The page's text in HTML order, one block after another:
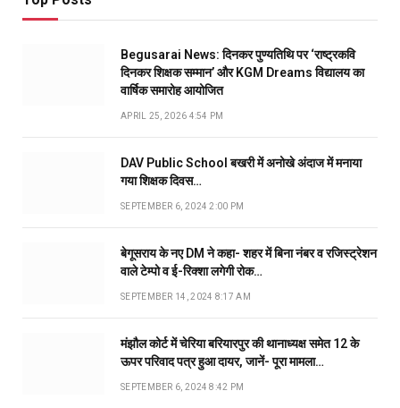
Begusarai News: दिनकर पुण्यतिथि पर ‘राष्ट्रकवि
दिनकर शिक्षक सम्मान’ और KGM Dreams विद्यालय का
वार्षिक समारोह आयोजित
APRIL 25, 2026 4:54 PM
DAV Public School बखरी में अनोखे अंदाज में मनाया
गया शिक्षक दिवस…
SEPTEMBER 6, 2024 2:00 PM
बेगूसराय के नए DM ने कहा- शहर में बिना नंबर व रजिस्ट्रेशन
वाले टेम्पो व ई-रिक्शा लगेगी रोक…
SEPTEMBER 14, 2024 8:17 AM
मंझौल कोर्ट में चेरिया बरियारपुर की थानाध्यक्ष समेत 12 के
ऊपर परिवाद पत्र हुआ दायर, जानें- पूरा मामला…
SEPTEMBER 6, 2024 8:42 PM